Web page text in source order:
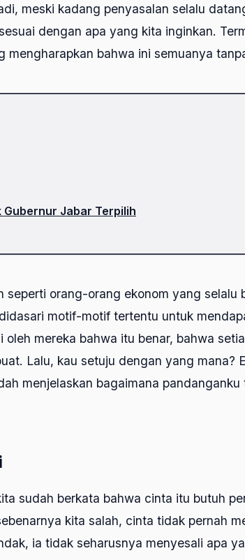
meski kadang penyasalan selalu
dengan apa yang kita inginkan.
mengharapkan bahwa ini semuanya
Gubernur Jabar Terpilih
seperti orang-orang ekonom yang selalu
motif-motif tertentu untuk
oleh mereka bahwa itu benar, bahwa
Lalu, kau setuju dengan yang mana?
menjelaskan bagaimana pandanganku
sudah berkata bahwa cinta itu butuh
kita salah, cinta tidak pernah
ia tidak seharusnya menyesali apa